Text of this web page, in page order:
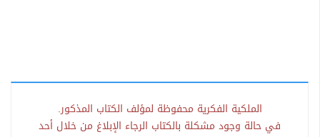
الملكية الفكرية محفوظة لمؤلف الكتاب المذكور.
في حالة وجود مشكلة بالكتاب الرجاء الإبلاغ من خلال أحد